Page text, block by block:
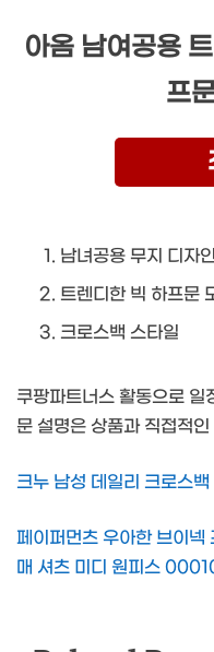
아옴 남여공용
프
남녀공용 무지 디자인
트렌디한 빅 하프문
크로스백 스타일
쿠팡파트너스 활동으로 일
문 설명은 상품과 직접적
크누 남성 데일리 크로스
페이퍼먼츠 우아한 브이넥
매 셔츠 미디 원피스